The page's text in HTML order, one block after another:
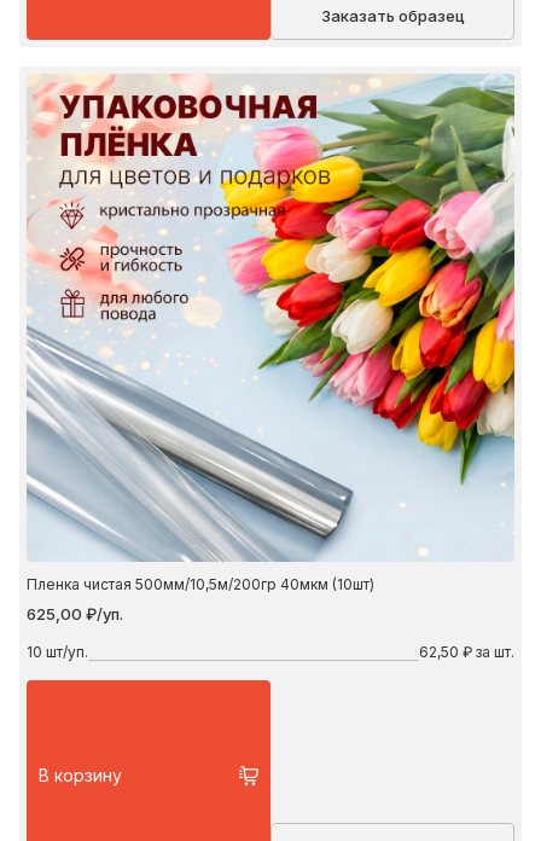
Заказать образец
Пленка чистая 500мм/10,5м/200гр 40мкм (10шт)
625,00 ₽/уп.
10 шт/уп. 62,50 ₽ за шт.
В корзину